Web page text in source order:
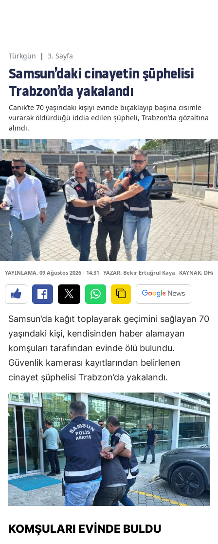
Türkgün | 3. Sayfa
Samsun’daki cinayetin şüphelisi
Trabzon’da yakalandı
Canik’te 70 yaşındaki kişiyi evinde bıçaklayıp başına cisimle
vurarak öldürdüğü iddia edilen şüpheli, Trabzon’da gözaltına
alındı.
YAYINLAMA: 09 Ağustos 2026 - 14:31 YAZAR: Bekir Ertuğrul Kaya KAYNAK: DHA
Samsun’da kağıt toplayarak geçimini sağlayan 70
yaşındaki kişi, kendisinden haber alamayan
komşuları tarafından evinde ölü bulundu.
Güvenlik kamerası kayıtlarından belirlenen
cinayet şüphelisi Trabzon’da yakalandı.
KOMŞULARI EVİNDE BULDU